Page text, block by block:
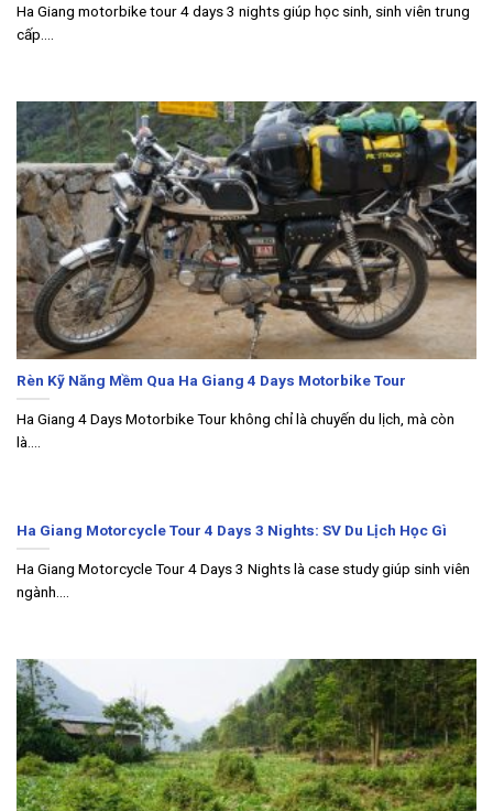
Ha Giang motorbike tour 4 days 3 nights giúp học sinh, sinh viên trung
cấp....
Rèn Kỹ Năng Mềm Qua Ha Giang 4 Days Motorbike Tour
Ha Giang 4 Days Motorbike Tour không chỉ là chuyến du lịch, mà còn
là....
Ha Giang Motorcycle Tour 4 Days 3 Nights: SV Du Lịch Học Gì
Ha Giang Motorcycle Tour 4 Days 3 Nights là case study giúp sinh viên
ngành....